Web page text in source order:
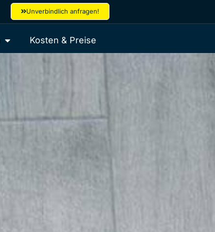
Unverbindlich anfragen!
Kosten & Preise